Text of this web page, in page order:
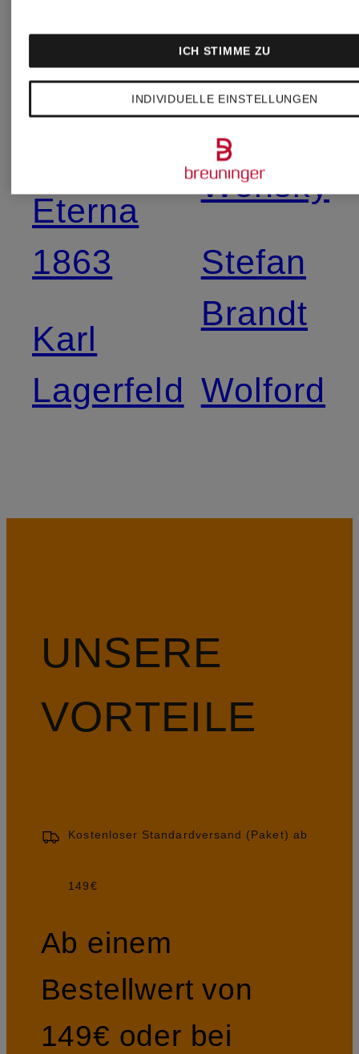
Cyell
Eterna
1863
Karl
Lagerfeld
Spieth
&
Wensky
Stefan
Brandt
Wolford
UNSERE
VORTEILE
Kostenloser Standardversand (Paket) ab
149€
Ab einem
Bestellwert von
149€ oder bei
INDIVIDUELLE EINSTELLUNGEN
ICH STIMME ZU